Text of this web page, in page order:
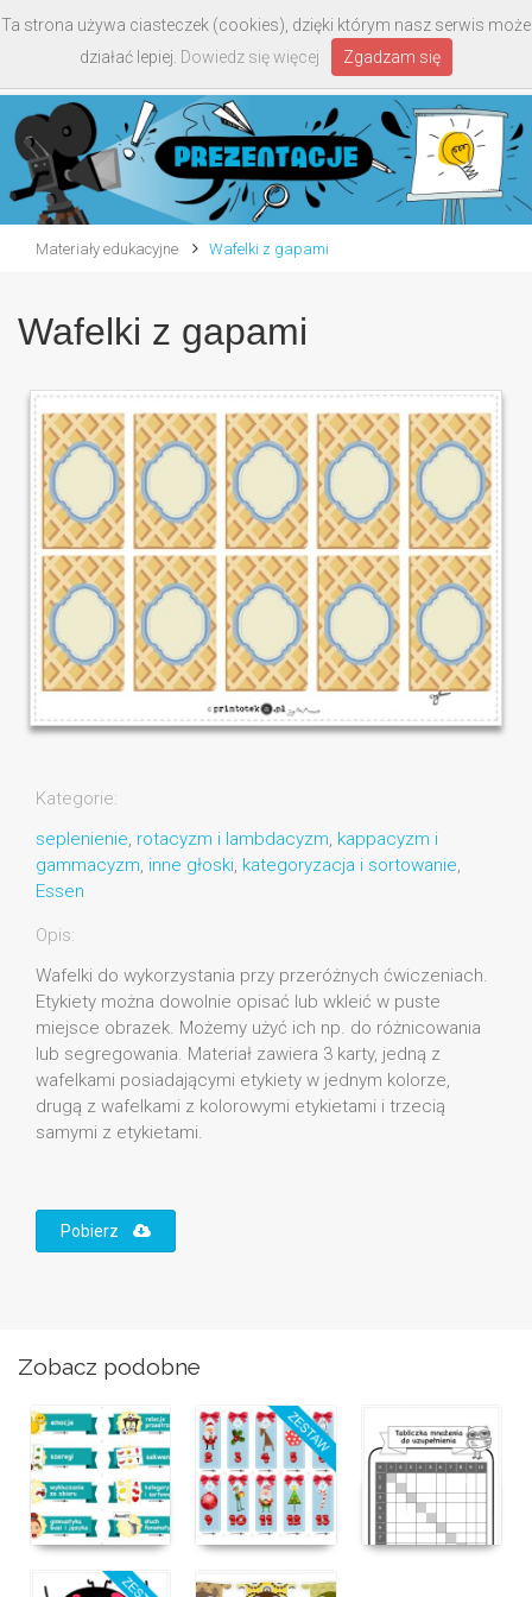
Materiały edukacyjne Wafelki z gapami
Wafelki z gapami
Kategorie:
seplenienie, rotacyzm i lambdacyzm, kappacyzm i
gammacyzm, inne głoski, kategoryzacja i sortowanie,
Essen
Opis:
Wafelki do wykorzystania przy przeróżnych ćwiczeniach.
Etykiety można dowolnie opisać lub wkleić w puste
miejsce obrazek. Możemy użyć ich np. do różnicowania
lub segregowania. Materiał zawiera 3 karty, jedną z
wafelkami posiadającymi etykiety w jednym kolorze,
drugą z wafelkami z kolorowymi etykietami i trzecią
samymi z etykietami.
Pobierz
Zobacz podobne
Ta strona używa ciasteczek (cookies), dzięki którym nasz serwis może
działać lepiej. Dowiedz się więcej Zgadzam się